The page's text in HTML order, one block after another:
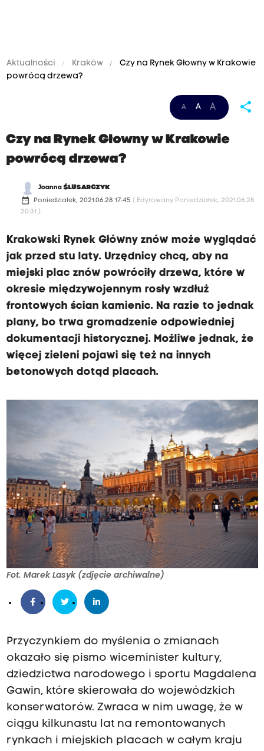
Aktualności Kraków
Czy na Rynek Głowny w Krakowie
powrócą drzewa?
A A A share
Czy na Rynek Głowny w Krakowie
powrócą drzewa?
JoannaŚLUSARCZYK
date_range Poniedziałek, 2021.06.28 17:45 ( Edytowany Poniedziałek, 2021.06.28
20:31 )
Krakowski Rynek Główny znów może wyglądać
jak przed stu laty. Urzędnicy chcą, aby na
miejski plac znów powróciły drzewa, które w
okresie międzywojennym rosły wzdłuż
frontowych ścian kamienic. Na razie to jednak
plany, bo trwa gromadzenie odpowiedniej
dokumentacji historycznej. Możliwe jednak, że
więcej zieleni pojawi się też na innych
betonowych dotąd placach.
Fot. Marek Lasyk (zdjęcie archiwalne)
Przyczynkiem do myślenia o zmianach
okazało się pismo wiceminister kultury,
dziedzictwa narodowego i sportu Magdalena
Gawin, które skierowała do wojewódzkich
konserwatorów. Zwraca w nim uwagę, że w
ciągu kilkunastu lat na remontowanych
rynkach i miejskich placach w całym kraju